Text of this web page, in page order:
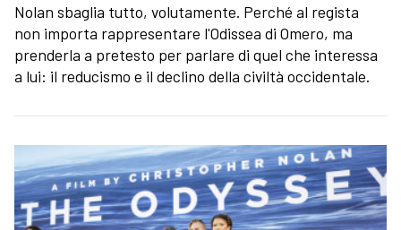
Nolan sbaglia tutto, volutamente. Perché al regista
non importa rappresentare l'Odissea di Omero, ma
prenderla a pretesto per parlare di quel che interessa
a lui: il reducismo e il declino della civiltà occidentale.